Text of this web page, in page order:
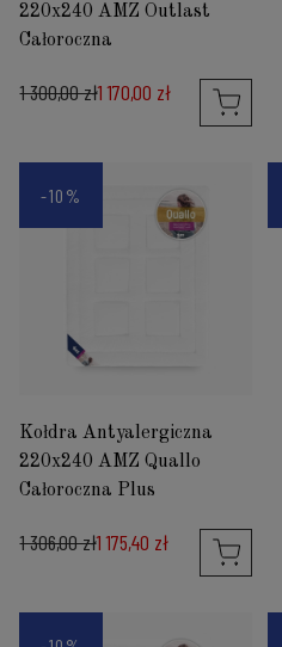
220x240 AMZ Outlast
Całoroczna
1 300,00 zł1 170,00 zł
Kołdra Antyalergiczna
220x240 AMZ Quallo
Całoroczna Plus
1 306,00 zł1 175,40 zł
-10%